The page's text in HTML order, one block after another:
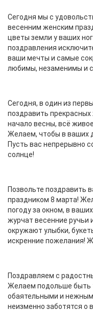
Сегодня мы с
весенним женским
цветы земли у ваших
поздравления
ваши мечты и самые
любимы, незаменимы и
Сегодня, в один из
поздравить
начало весны, всё
Желаем, чтобы в ваших
Пусть вас непрерывно
солнце!
Позвольте поздравить
праздником 8 марта!
погоду за окном, в
журчат весенние ручьи
окружают улыбки,
искренние пожелания!
Поздравляем с
Желаем подольше быть
обаятельными и
неизменно заботятся о